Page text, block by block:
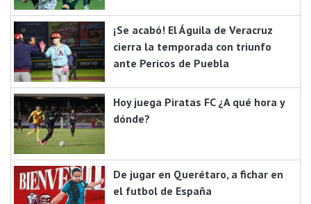
¡Se acabó! El Águila de Veracruz
cierra la temporada con triunfo
ante Pericos de Puebla
Hoy juega Piratas FC ¿A qué hora y
dónde?
De jugar en Querétaro, a fichar en
el futbol de España